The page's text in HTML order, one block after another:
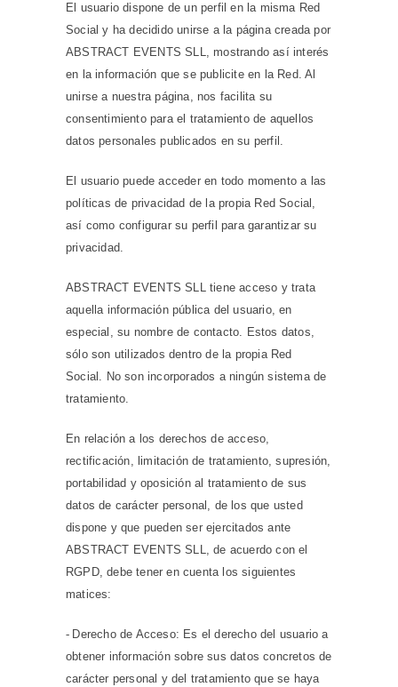
El usuario dispone de un perfil en la misma Red
Social y ha decidido unirse a la página creada por
ABSTRACT EVENTS SLL, mostrando así interés
en la información que se publicite en la Red. Al
unirse a nuestra página, nos facilita su
consentimiento para el tratamiento de aquellos
datos personales publicados en su perfil.
El usuario puede acceder en todo momento a las
políticas de privacidad de la propia Red Social,
así como configurar su perfil para garantizar su
privacidad.
ABSTRACT EVENTS SLL tiene acceso y trata
aquella información pública del usuario, en
especial, su nombre de contacto. Estos datos,
sólo son utilizados dentro de la propia Red
Social. No son incorporados a ningún sistema de
tratamiento.
En relación a los derechos de acceso,
rectificación, limitación de tratamiento, supresión,
portabilidad y oposición al tratamiento de sus
datos de carácter personal, de los que usted
dispone y que pueden ser ejercitados ante
ABSTRACT EVENTS SLL, de acuerdo con el
RGPD, debe tener en cuenta los siguientes
matices:
- Derecho de Acceso: Es el derecho del usuario a
obtener información sobre sus datos concretos de
carácter personal y del tratamiento que se haya